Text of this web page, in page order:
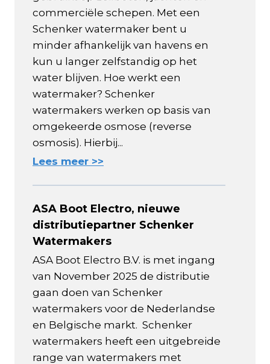
commerciële schepen. Met een
Schenker watermaker bent u
minder afhankelijk van havens en
kun u langer zelfstandig op het
water blijven. Hoe werkt een
watermaker? Schenker
watermakers werken op basis van
omgekeerde osmose (reverse
osmosis). Hierbij...
Lees meer >>
ASA Boot Electro, nieuwe
distributiepartner Schenker
Watermakers
ASA Boot Electro B.V. is met ingang
van November 2025 de distributie
gaan doen van Schenker
watermakers voor de Nederlandse
en Belgische markt. Schenker
watermakers heeft een uitgebreide
range van watermakers met